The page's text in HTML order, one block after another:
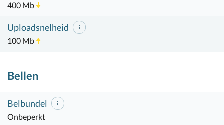
400 Mb
Uploadsnelheid
100 Mb
Bellen
Belbundel
Onbeperkt